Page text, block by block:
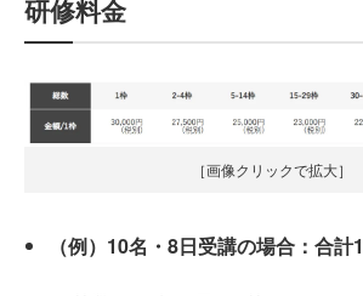
研修料金
［画像クリックで拡大］
（例）10名・8日受講の場合：合計